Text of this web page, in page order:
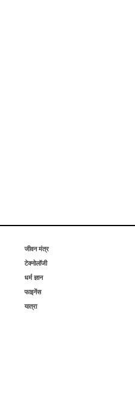
जीवन मंत्र
टेक्नोलॉजी
धर्म ज्ञान
फाइनेंस
यात्रा